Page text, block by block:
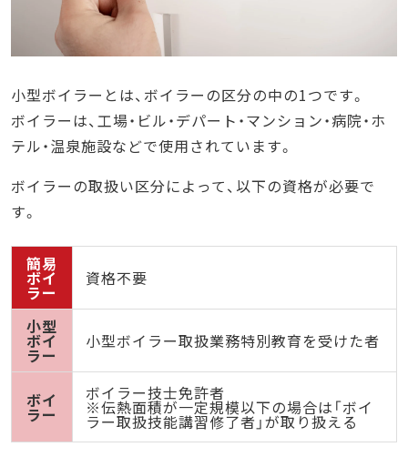
小型ボイラーとは、ボイラーの区分の中の1つです。
ボイラーは、工場・ビル・デパート・マンション・病院・ホ
テル・温泉施設などで使用されています。
ボイラーの取扱い区分によって、以下の資格が必要で
す。
簡易
ボイ
ラー
資格不要
小型
ボイ
ラー
小型ボイラー取扱業務特別教育を受けた者
ボイ
ラー
ボイラー技士免許者
※伝熱面積が一定規模以下の場合は「ボイ
ラー取扱技能講習修了者」が取り扱える